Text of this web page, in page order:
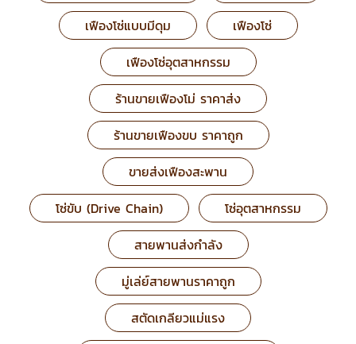
เฟืองโซ่แบบมีดุม
เฟืองโซ่
เฟืองโซ่อุตสาหกรรม
ร้านขายเฟืองโม่ ราคาส่ง
ร้านขายเฟืองขบ ราคาถูก
ขายส่งเฟืองสะพาน
โซ่ขับ (Drive Chain)
โซ่อุตสาหกรรม
สายพานส่งกำลัง
มู่เล่ย์สายพานราคาถูก
สตัดเกลียวแม่แรง